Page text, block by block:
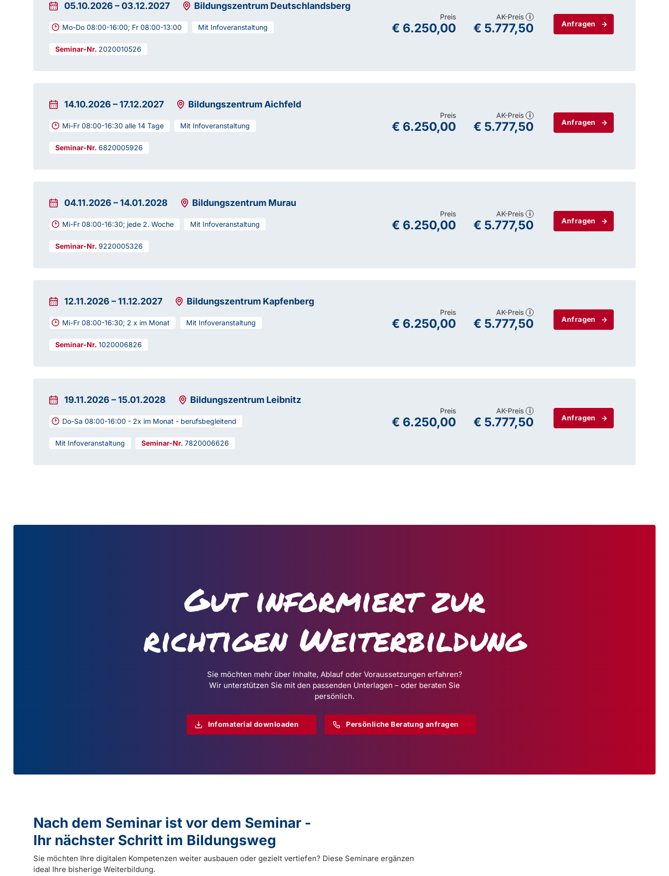
05.10.2026 –03.12.2027 Bildungszentrum Deutschlandsberg
Mo-Do 08:00-16:00; Fr 08:00-13:00 Mit Infoveranstaltung
2020010526
Anfragen
AK-Preis i
€ 5.777,50
Preis
€ 6.250,00
14.10.2026 –17.12.2027 Bildungszentrum Aichfeld
Mi-Fr 08:00-16:30 alle 14 Tage Mit Infoveranstaltung
6820005926
Anfragen
AK-Preis i
€ 5.777,50
Preis
€ 6.250,00
04.11.2026 –14.01.2028 Bildungszentrum Murau
Mi-Fr 08:00-16:30; jede 2. Woche Mit Infoveranstaltung
9220005326
Anfragen
AK-Preis i
€ 5.777,50
Preis
€ 6.250,00
12.11.2026 –11.12.2027 Bildungszentrum Kapfenberg
Mi-Fr 08:00-16:30; 2 x im Monat Mit Infoveranstaltung
1020006826
Anfragen
AK-Preis i
€ 5.777,50
Preis
€ 6.250,00
19.11.2026 –15.01.2028 Bildungszentrum Leibnitz
Do-Sa 08:00-16:00 - 2x im Monat - berufsbegleitend
Mit Infoveranstaltung 7820006626
Anfragen
AK-Preis i
€ 5.777,50
Preis
€ 6.250,00
Gut informiert zur
richtigen Weiterbildung
Sie möchten mehr über Inhalte, Ablauf oder Voraussetzungen erfahren?
Wir unterstützen Sie mit den passenden Unterlagen – oder beraten Sie
persönlich.
Infomaterial downloaden Persönliche Beratung anfragen
Nach dem Seminar ist vor dem Seminar -
Ihr nächster Schritt im Bildungsweg
Sie möchten Ihre digitalen Kompetenzen weiter ausbauen oder gezielt vertiefen? Diese Seminare ergänzen
ideal Ihre bisherige Weiterbildung.